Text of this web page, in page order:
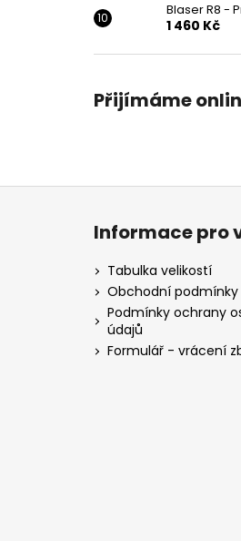
Blaser R8 -
1 460 Kč
Přijímáme
Z
Informace pro
Tabulka velikostí
Obchodní podmínky
Podmínky ochrany
údajů
Formulář - vrácení